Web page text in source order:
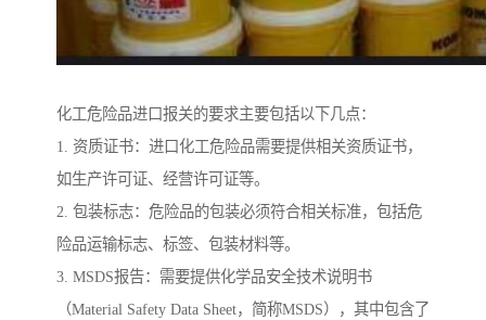
化工危险品进口报关的要求主要包括以下几点：
1. 资质证书：进口化工危险品需要提供相关资质证书，
如生产许可证、经营许可证等。
2. 包装标志：危险品的包装必须符合相关标准，包括危
险品运输标志、标签、包装材料等。
3. MSDS报告：需要提供化学品安全技术说明书
（Material Safety Data Sheet，简称MSDS），其中包含了